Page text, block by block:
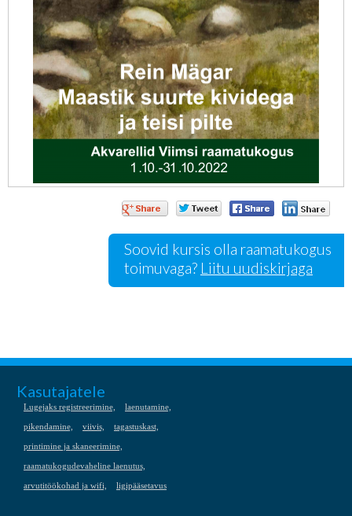
Soovid kursis olla raamatukogus
toimuvaga? Liitu uudiskirjaga
Kasutajatele
Lugejaks registreerimine, laenutamine,
pikendamine, viivis, tagastuskast,
printimine ja skaneerimine,
raamatukogudevaheline laenutus,
arvutitöökohad ja wifi, ligipääsetavus